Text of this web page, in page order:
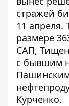
стражей
11 апреля.
размере
САП,
с бывшим
Курченко.